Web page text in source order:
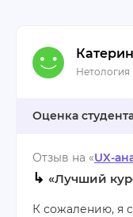
Нетология
Отзыв на «UX-
↳ «Лучший
К сожалению, я